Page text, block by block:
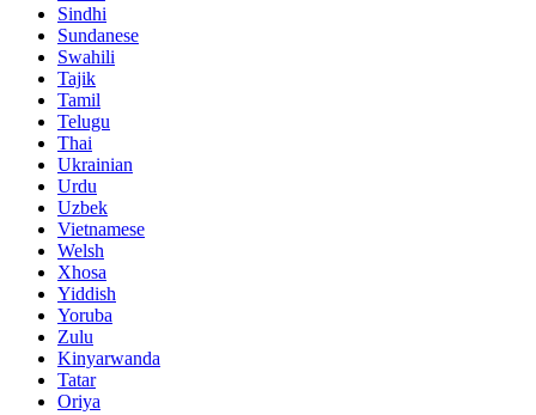
Sindhi
Sundanese
Swahili
Tajik
Tamil
Telugu
Thai
Ukrainian
Urdu
Uzbek
Vietnamese
Welsh
Xhosa
Yiddish
Yoruba
Zulu
Kinyarwanda
Tatar
Oriya